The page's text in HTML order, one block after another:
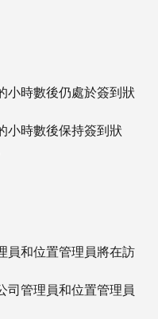
小時數後仍處於簽到狀
小時數後保持簽到狀
員和位置管理員將在訪
司管理員和位置管理員